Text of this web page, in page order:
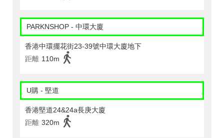
PARKNSHOP - 中環大廈
香港中環擺花街23-39號中環大廈地下
距離 110m
U購 - 堅道
香港堅道24&24a長庚大廈
距離 320m